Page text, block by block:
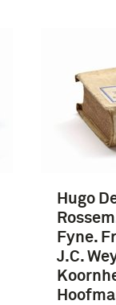
Hugo
Fyne.
J.C.